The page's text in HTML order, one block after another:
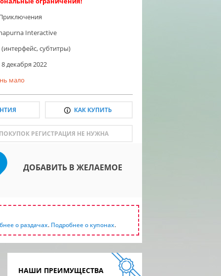
Interactive
субтитры)
8 декабря 2022
мало
КАК КУПИТЬ
РЕГИСТРАЦИЯ НЕ НУЖНА
ДОБАВИТЬ В ЖЕЛАЕМОЕ
о раздачах. Подробнее о купонах.
НАШИ ПРЕИМУЩЕСТВА